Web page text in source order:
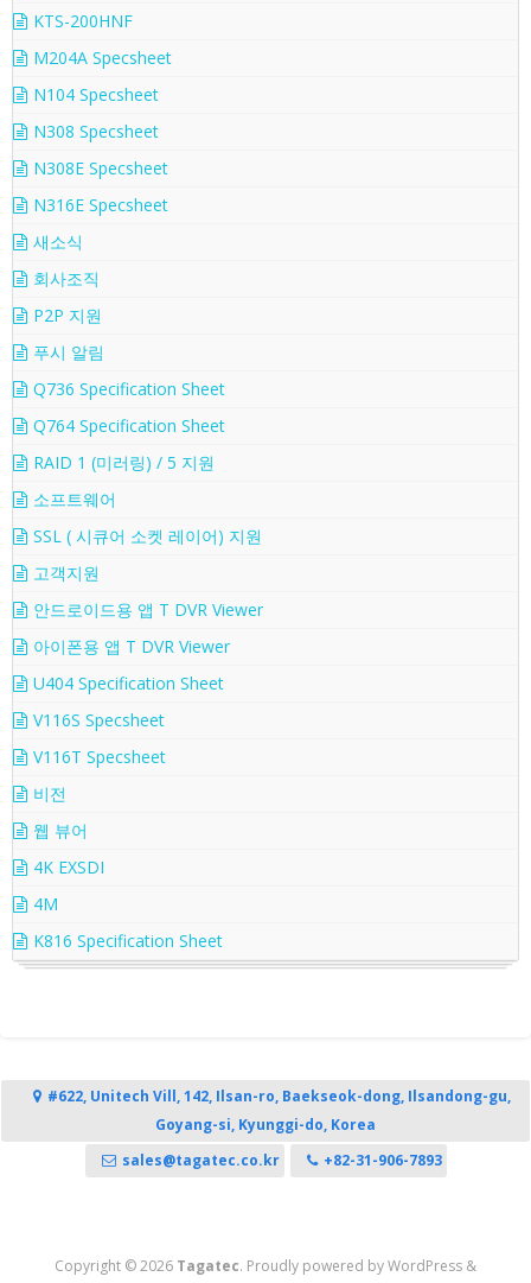
KTS-200HNF
M204A Specsheet
N104 Specsheet
N308 Specsheet
N308E Specsheet
N316E Specsheet
새소식
회사조직
P2P 지원
푸시 알림
Q736 Specification Sheet
Q764 Specification Sheet
RAID 1 (미러링) / 5 지원
소프트웨어
SSL ( 시큐어 소켓 레이어) 지원
고객지원
안드로이드용 앱 T DVR Viewer
아이폰용 앱 T DVR Viewer
U404 Specification Sheet
V116S Specsheet
V116T Specsheet
비전
웹 뷰어
4K EXSDI
4M
K816 Specification Sheet
#622, Unitech Vill, 142, Ilsan-ro, Baekseok-dong, Ilsandong-gu,
Goyang-si, Kyunggi-do, Korea
sales@tagatec.co.kr
+82-31-906-7893
Copyright © 2026 Tagatec. Proudly powered by WordPress &